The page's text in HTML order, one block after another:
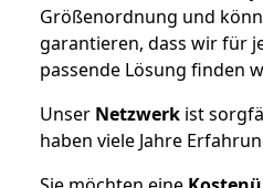
Größenordnung und
garantieren, dass wir für
passende Lösung finden
Unser Netzwerk ist
haben viele Jahre